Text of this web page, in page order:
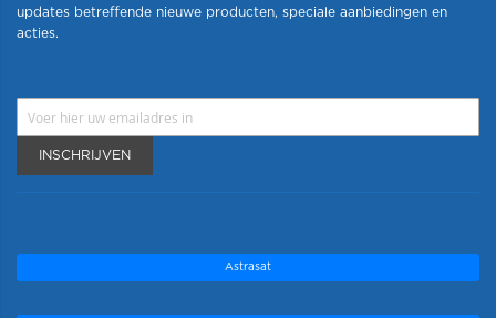
updates betreffende nieuwe producten, speciale aanbiedingen en
acties.
INSCHRIJVEN
Astrasat